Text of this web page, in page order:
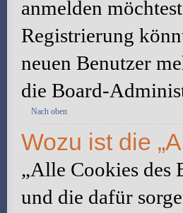
anmelden
Registrierung
neuen Benutzer
die Board-
Nach oben
Wozu ist die
„Alle Cookies des
und die dafür